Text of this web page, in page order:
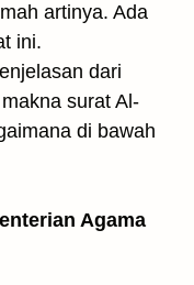
artinya. Ada
ini.
dari
surat Al-
di bawah
Agama